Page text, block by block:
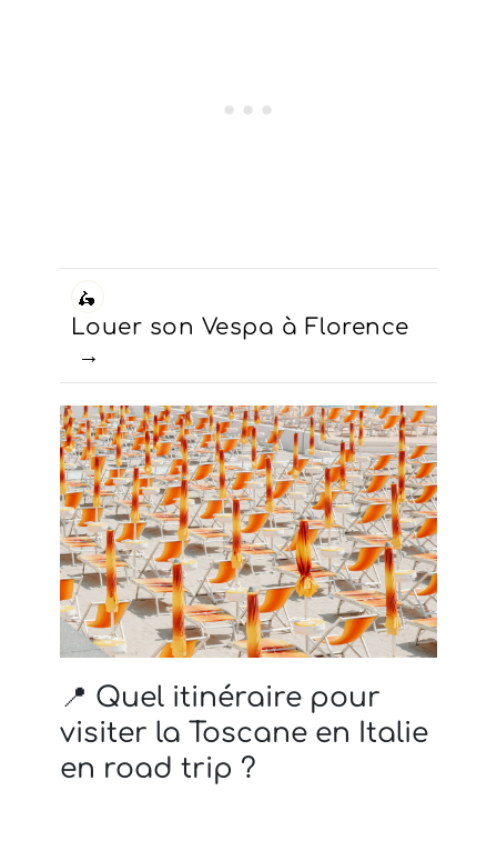
🛵
Louer son Vespa à Florence
📍 Quel itinéraire pour
visiter la Toscane en Italie
en road trip ?